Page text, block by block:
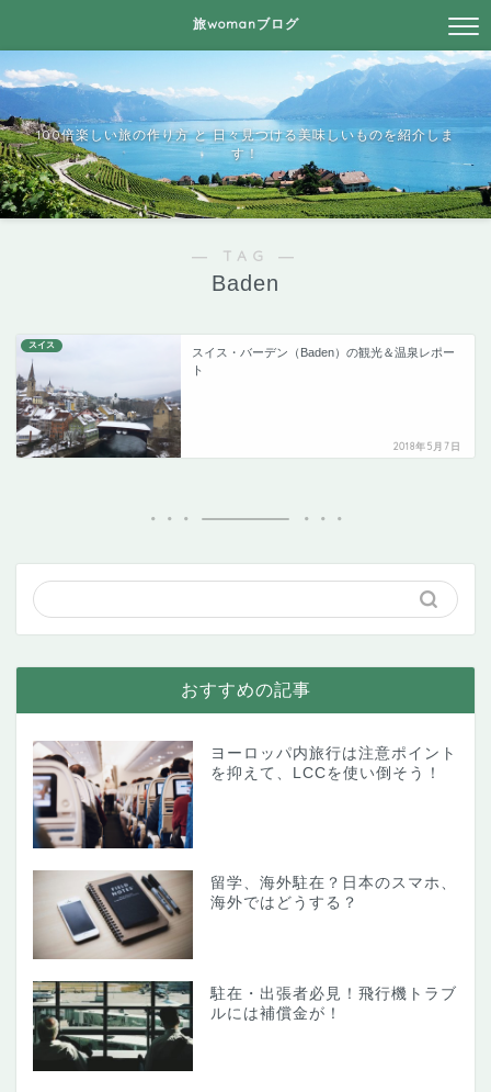
旅womanブログ
100倍楽しい旅の作り方 と 日々見つける美味しいものを紹介しま
す！
― TAG ―
Baden
スイス
スイス・バーデン（Baden）の観光＆温泉レポー
ト
2018年5月7日
おすすめの記事
ヨーロッパ内旅行は注意ポイント
を抑えて、LCCを使い倒そう！
留学、海外駐在？日本のスマホ、
海外ではどうする？
駐在・出張者必見！飛行機トラブ
ルには補償金が！